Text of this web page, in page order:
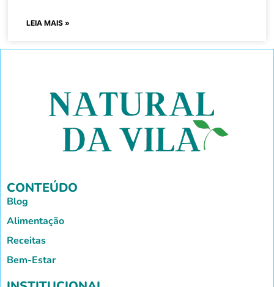
LEIA MAIS »
CONTEÚDO
Blog
Alimentação
Receitas
Bem-Estar